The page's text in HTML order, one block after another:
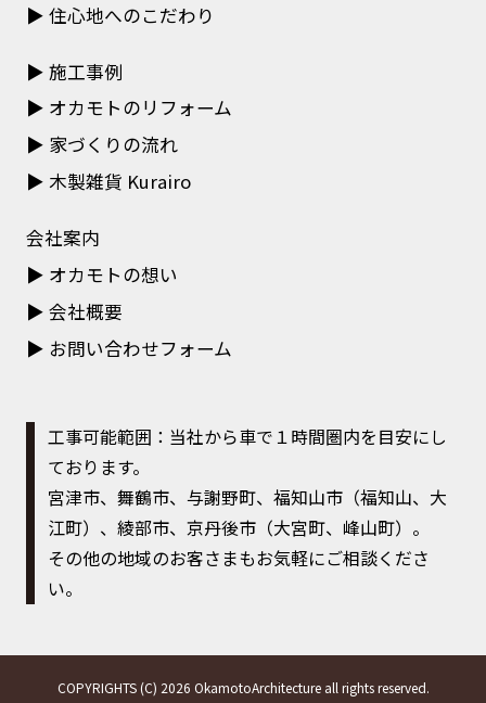
住心地へのこだわり
施工事例
オカモトのリフォーム
家づくりの流れ
木製雑貨 Kurairo
会社案内
オカモトの想い
会社概要
お問い合わせフォーム
工事可能範囲：当社から車で１時間圏内を目安にし
ております。
宮津市、舞鶴市、与謝野町、福知山市（福知山、大
江町）、綾部市、京丹後市（大宮町、峰山町）。
その他の地域のお客さまもお気軽にご相談くださ
い。
COPYRIGHTS (C) 2026 OkamotoArchitecture all rights reserved.